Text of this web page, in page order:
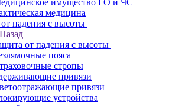
имущество ГО и ЧС
медицина
падения с высоты
Назад
от падения с высоты
пояса
стропы
привязи
привязи
устройства